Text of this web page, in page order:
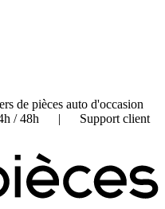
de pièces auto d'occasion
/ 48h | Support client